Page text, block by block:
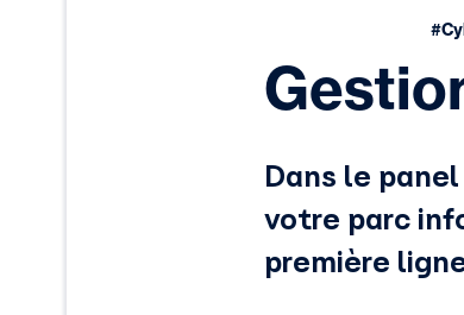
Dans le
votre parc
première